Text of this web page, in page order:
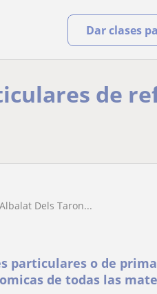
Dar clases
de
Dels Taron...
particulares o de
de todas las